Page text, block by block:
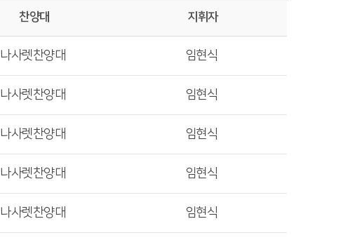
찬양대 지휘자
나사렛찬양대 임현식
나사렛찬양대 임현식
나사렛찬양대 임현식
나사렛찬양대 임현식
나사렛찬양대 임현식